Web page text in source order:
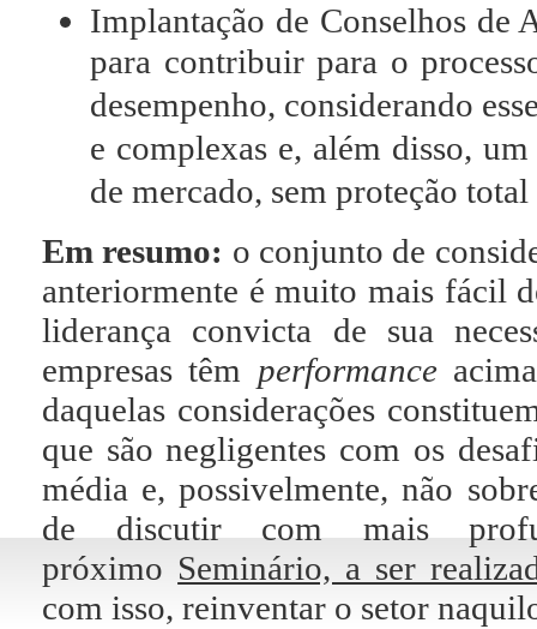
Implantação de Conselhos de
para contribuir para o
desempenho, considerando
e complexas e, além disso,
de mercado, sem proteção
Em resumo: o conjunto de
anteriormente é muito mais fácil
liderança convicta de sua
empresas têm performance
daquelas considerações
que são negligentes com os
média e, possivelmente, não
de discutir com mais
próximo Seminário, a ser
com isso, reinventar o setor